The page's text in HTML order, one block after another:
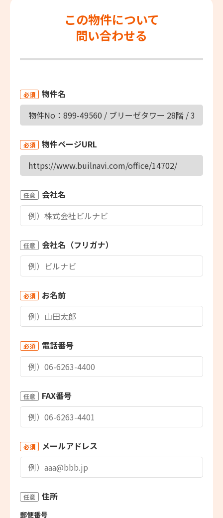
この物件について
問い合わせる
必須 物件名
必須 物件ページURL
任意 会社名
任意 会社名（フリガナ）
必須 お名前
必須 電話番号
任意 FAX番号
必須 メールアドレス
任意 住所
郵便番号